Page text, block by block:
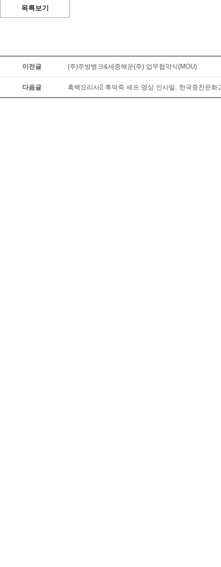
목록보기
이전글 (주)주방뱅크&세중해운(주) 업무협약식(MOU)
다음글 흑백요리사2 후덕죽 셰프 영상 인사말, 한국중찬문화